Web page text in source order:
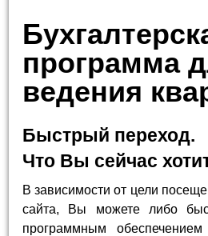
программа
ведения
Быстрый переход.
Что Вы сейчас
В зависимости от цели
сайта, Вы можете либо
программным